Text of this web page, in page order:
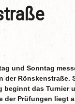
und Sonntag
der Rönskenstraße.
beginnt das Turnier
der Prüfungen liegt